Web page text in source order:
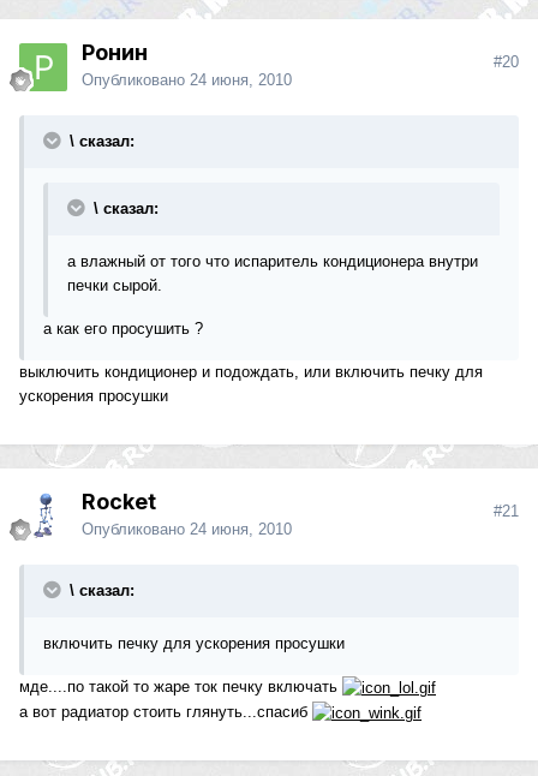
Ронин
Опубликовано 24 июня, 2010
#20
\ сказал:
\ сказал:
а влажный от того что испаритель кондиционера внутри
печки сырой.
а как его просушить ?
выключить кондиционер и подождать, или включить печку для
ускорения просушки
Rocket
Опубликовано 24 июня, 2010
#21
\ сказал:
включить печку для ускорения просушки
мде....по такой то жаре ток печку включать
а вот радиатор стоить глянуть...спасиб